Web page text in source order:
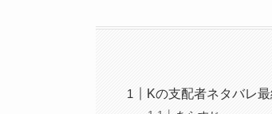
Kの支配者ネタバレ最